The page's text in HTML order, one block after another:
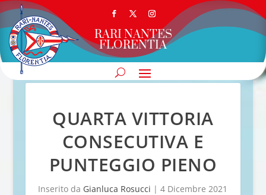
RARI NANTES
FLORENTIA
QUARTA VITTORIA
CONSECUTIVA E
PUNTEGGIO PIENO
Inserito da Gianluca Rosucci |4 Dicembre 2021